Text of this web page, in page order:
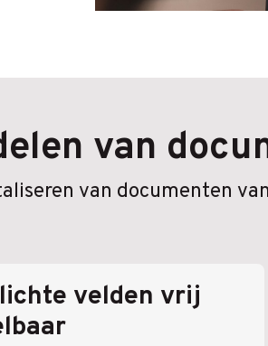
van
van documenten
velden vrij